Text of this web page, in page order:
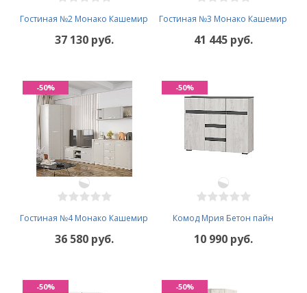
Гостиная №2 Монако Кашемир
37 130 руб.
Гостиная №3 Монако Кашемир
41 445 руб.
Гостиная №4 Монако Кашемир
36 580 руб.
-50%
Комод Мрия Бетон пайн
10 990 руб.
-50%
-50% -50%